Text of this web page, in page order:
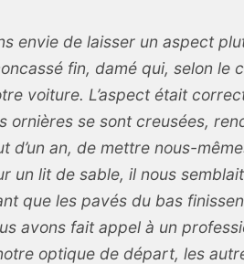
envie de laisser un aspect
fin, damé qui, selon le
voiture. L’aspect était
ornières se sont creusées,
d’un an, de mettre nous-
un lit de sable, il nous
que les pavés du bas
avons fait appel à un
optique de départ, les